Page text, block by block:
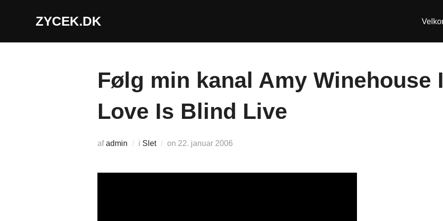
ZYCEK.DK
Følg min kanal Amy Winehouse
Love Is Blind Live
afadmin i Slet on Udgivet
22. januar 2006